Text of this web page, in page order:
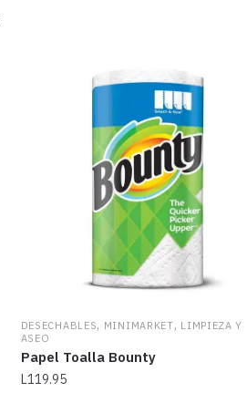
DESECHABLES, MINIMARKET, LIMPIEZA Y
ASEO
Papel Toalla Bounty
L119.95